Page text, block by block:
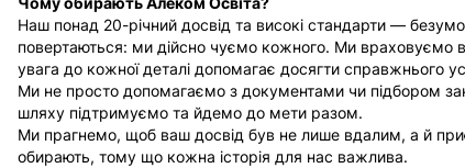
Наш понад 20-річний досвід та високі стандарти —
повертаються: ми дійсно чуємо кожного. Ми враховуємо
увага до кожної деталі допомагає досягти справжнього
Ми не просто допомагаємо з документами чи підбором
шляху підтримуємо та йдемо до мети разом.
Ми прагнемо, щоб ваш досвід був не лише вдалим, а й
обирають, тому що кожна історія для нас важлива.
СПЕЦІАЛЬНІ ПРОГРАМИ
США
ФРАНЦІЯ
ІТАЛІЯ
ВСІ КРАЇНИ